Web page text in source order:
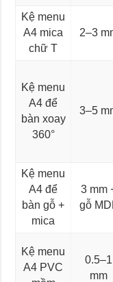
Kệ menu
A4 mica
chữ T
2–3
Kệ menu
A4 để
bàn xoay
360°
3–5
Kệ menu
A4 để
bàn gỗ +
mica
3 mm
gỗ
Kệ menu
A4 PVC
0.5–1
mm